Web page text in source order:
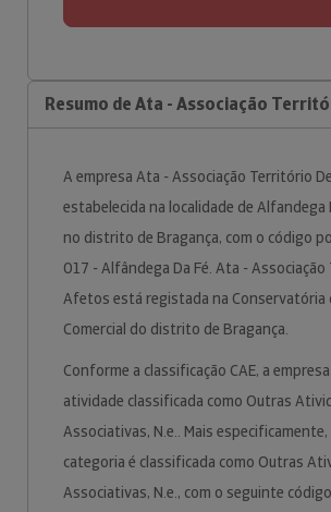
Resumo de Ata - Associação
A empresa Ata - Associação Território
estabelecida na localidade de Alfandega
no distrito de Bragança, com o código
017 - Alfândega Da Fé. Ata -
Afetos está registada na Conservatória
Comercial do distrito de Bragança.
Conforme a classificação CAE, a
atividade classificada como Outras
Associativas, N.e.. Mais especificamente,
categoria é classificada como Outras
Associativas, N.e., com o seguinte